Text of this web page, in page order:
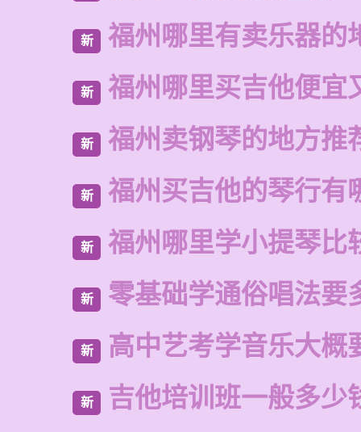
新 福州哪里有卖乐器的
新 福州哪里买吉他便宜
新 福州卖钢琴的地方推
新 福州买吉他的琴行有
新 福州哪里学小提琴比
新 零基础学通俗唱法要
新 高中艺考学音乐大概
新 吉他培训班一般多少